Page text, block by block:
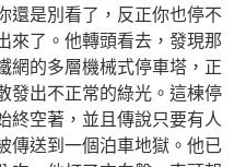
還是別看了，反正你也停不
來了。他轉頭看去，發現那
網的多層機械式停車塔，正
發出不正常的綠光。這棟停
終空著，並且傳說只要有人
傳送到一個泊車地獄。他已